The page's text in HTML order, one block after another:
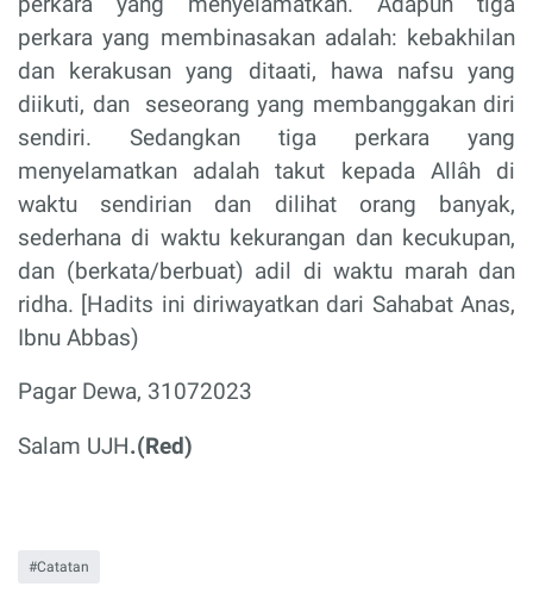
perkara yang membinasakan adalah: kebakhilan
dan kerakusan yang ditaati, hawa nafsu yang
diikuti, dan seseorang yang membanggakan diri
sendiri. Sedangkan tiga perkara yang
menyelamatkan adalah takut kepada Allâh di
waktu sendirian dan dilihat orang banyak,
sederhana di waktu kekurangan dan kecukupan,
dan (berkata/berbuat) adil di waktu marah dan
ridha. [Hadits ini diriwayatkan dari Sahabat Anas,
Ibnu Abbas)
Pagar Dewa, 31072023
Salam UJH.(Red)
Catatan